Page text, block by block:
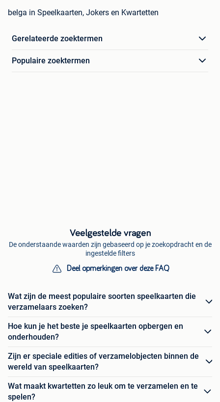
belga in Speelkaarten, Jokers en Kwartetten
Gerelateerde zoektermen
Populaire zoektermen
Veelgestelde vragen
De onderstaande waarden zijn gebaseerd op je zoekopdracht en de
ingestelde filters
Deel opmerkingen over deze FAQ
Wat zijn de meest populaire soorten speelkaarten die
verzamelaars zoeken?
Hoe kun je het beste je speelkaarten opbergen en
onderhouden?
Zijn er speciale edities of verzamelobjecten binnen de
wereld van speelkaarten?
Wat maakt kwartetten zo leuk om te verzamelen en te
spelen?